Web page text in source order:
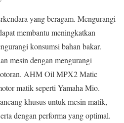
yang beragam. Mengurangi
membantu meningkatkan
konsumsi bahan bakar.
mesin dengan mengurangi
AHM Oil MPX2 Matic
matik seperti Yamaha Mio.
khusus untuk mesin matik,
dengan performa yang optimal.